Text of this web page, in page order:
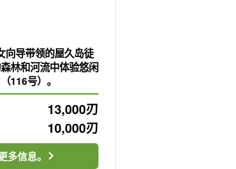
向导带领的屋久岛徒
林和河流中体验悠闲
116号）。
13,000刃
10,000刃
多信息。